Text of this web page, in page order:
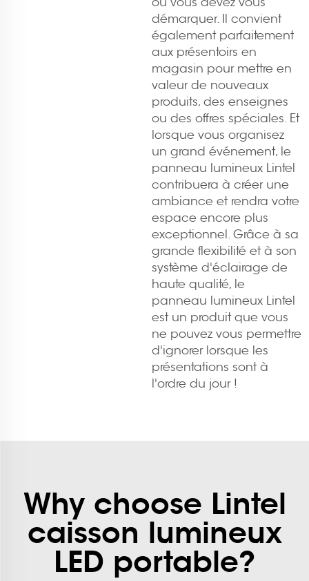
démarquer. Il convient
également parfaitement
aux présentoirs en
magasin pour mettre en
valeur de nouveaux
produits, des enseignes
ou des offres spéciales. Et
lorsque vous organisez
un grand événement, le
panneau lumineux Lintel
contribuera à créer une
ambiance et rendra votre
espace encore plus
exceptionnel. Grâce à sa
grande flexibilité et à son
système d'éclairage de
haute qualité, le
panneau lumineux Lintel
est un produit que vous
ne pouvez vous permettre
d'ignorer lorsque les
présentations sont à
l'ordre du jour !
Why choose Lintel
caisson lumineux
LED portable?